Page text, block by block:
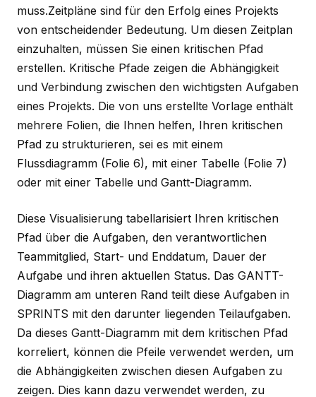
muss.Zeitpläne sind für den Erfolg eines Projekts
von entscheidender Bedeutung. Um diesen Zeitplan
einzuhalten, müssen Sie einen kritischen Pfad
erstellen. Kritische Pfade zeigen die Abhängigkeit
und Verbindung zwischen den wichtigsten Aufgaben
eines Projekts. Die von uns erstellte Vorlage enthält
mehrere Folien, die Ihnen helfen, Ihren kritischen
Pfad zu strukturieren, sei es mit einem
Flussdiagramm (Folie 6), mit einer Tabelle (Folie 7)
oder mit einer Tabelle und Gantt-Diagramm.
Diese Visualisierung tabellarisiert Ihren kritischen
Pfad über die Aufgaben, den verantwortlichen
Teammitglied, Start- und Enddatum, Dauer der
Aufgabe und ihren aktuellen Status. Das GANTT-
Diagramm am unteren Rand teilt diese Aufgaben in
SPRINTS mit den darunter liegenden Teilaufgaben.
Da dieses Gantt-Diagramm mit dem kritischen Pfad
korreliert, können die Pfeile verwendet werden, um
die Abhängigkeiten zwischen diesen Aufgaben zu
zeigen. Dies kann dazu verwendet werden, zu